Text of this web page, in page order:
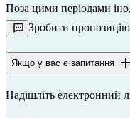
Поза цими періодами
Зробити
Якщо у вас є запитання
Надішліть електронний